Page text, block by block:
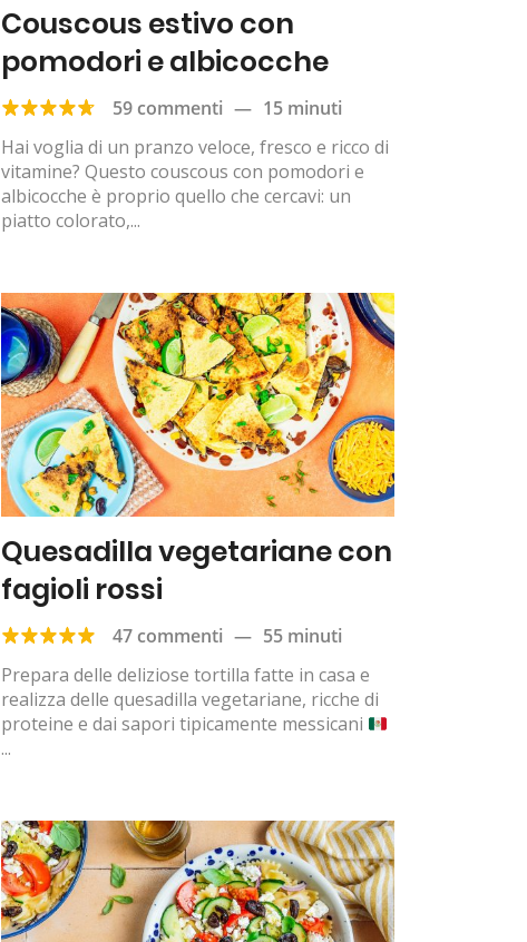
Couscous estivo con
pomodori e albicocche
59 commenti — 15 minuti
Hai voglia di un pranzo veloce, fresco e ricco di
vitamine? Questo couscous con pomodori e
albicocche è proprio quello che cercavi: un
piatto colorato,...
Quesadilla vegetariane con
fagioli rossi
47 commenti — 55 minuti
Prepara delle deliziose tortilla fatte in casa e
realizza delle quesadilla vegetariane, ricche di
proteine e dai sapori tipicamente messicani
...